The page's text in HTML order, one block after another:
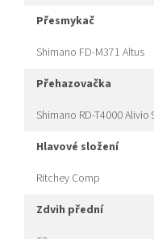
přesmykač
Shimano FD-M371 Altus
přehazovačka
Shimano RD-T4000 Alivio
hlavové složení
Ritchey Comp
zdvih přední